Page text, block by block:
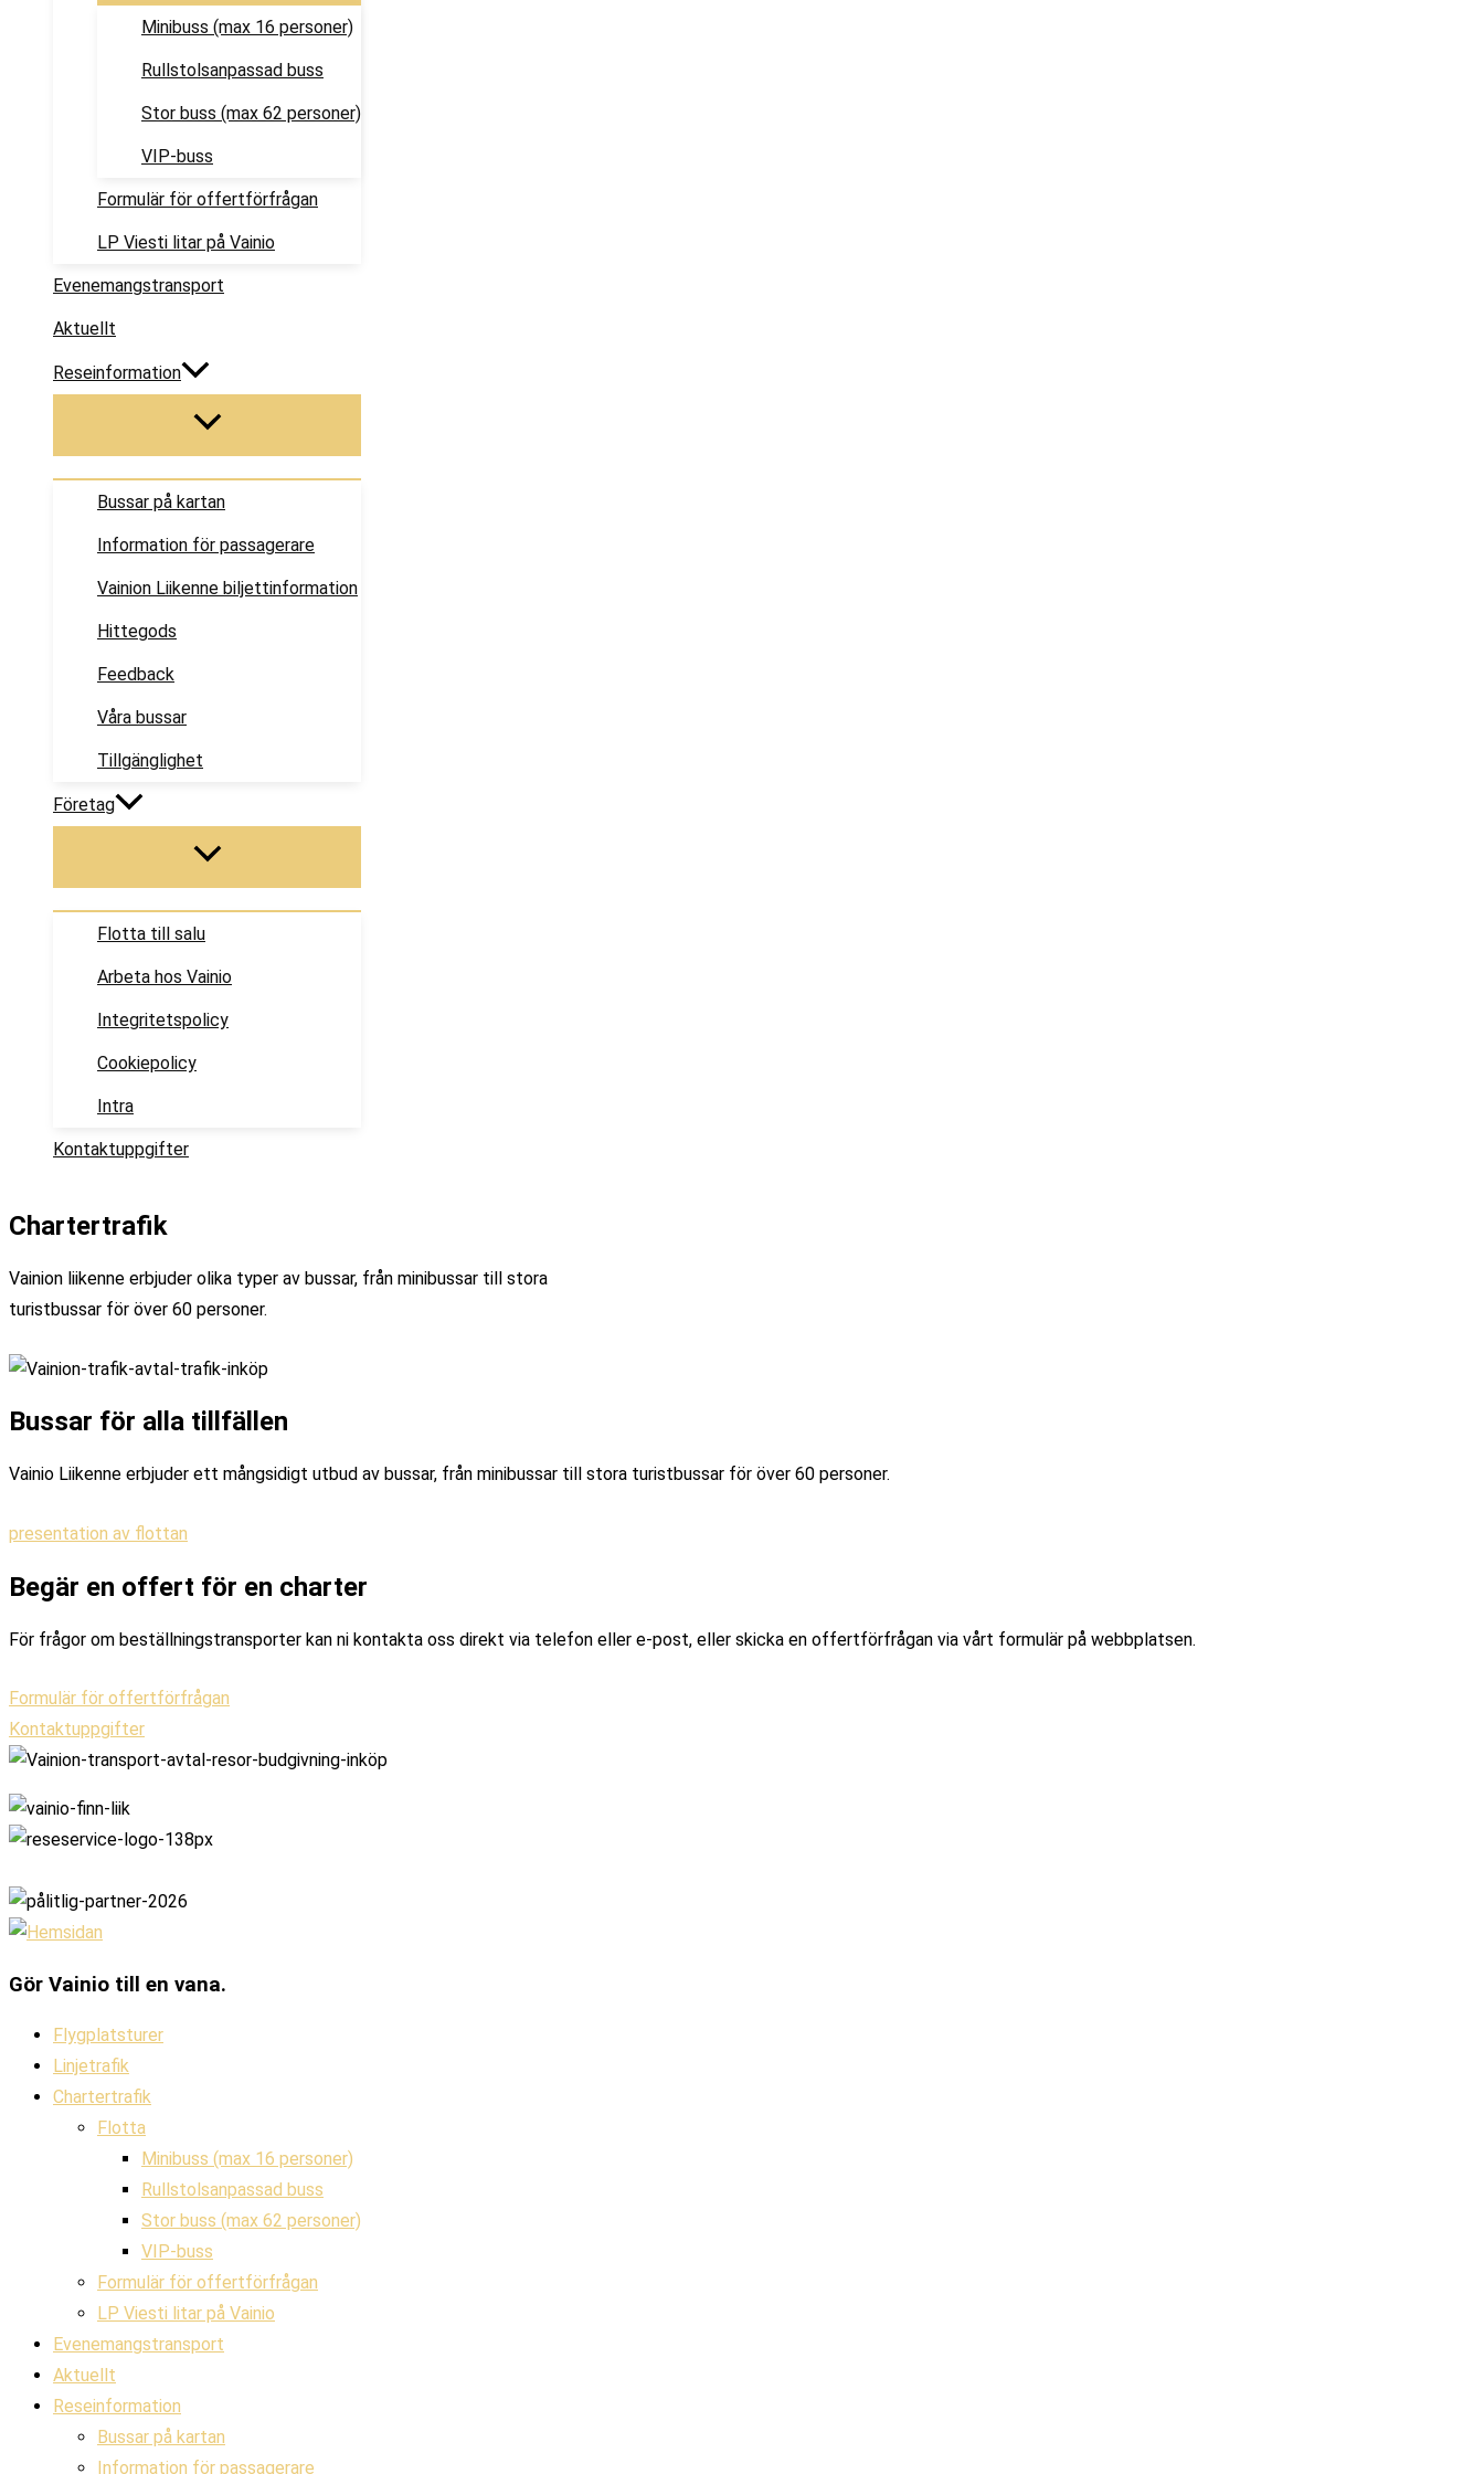
Minibuss (max 16 personer)
Rullstolsanpassad buss
Stor buss (max 62 personer)
VIP-buss
Formulär för offertförfrågan
LP Viesti litar på Vainio
Evenemangstransport
Aktuellt
Reseinformation
Bussar på kartan
Information för passagerare
Vainion Liikenne biljettinformation
Hittegods
Feedback
Våra bussar
Tillgänglighet
Företag
Flotta till salu
Arbeta hos Vainio
Integritetspolicy
Cookiepolicy
Intra
Kontaktuppgifter
Chartertrafik
Vainion liikenne erbjuder olika typer av bussar, från minibussar till stora
turistbussar för över 60 personer.
Bussar för alla tillfällen
Vainio Liikenne erbjuder ett mångsidigt utbud av bussar, från minibussar till stora turistbussar för över 60 personer.
presentation av flottan
Begär en offert för en charter
För frågor om beställningstransporter kan ni kontakta oss direkt via telefon eller e-post, eller skicka en offertförfrågan via vårt formulär på webbplatsen.
Formulär för offertförfrågan
Kontaktuppgifter
Gör Vainio till en vana.
Flygplatsturer
Linjetrafik
Chartertrafik
Flotta
Minibuss (max 16 personer)
Rullstolsanpassad buss
Stor buss (max 62 personer)
VIP-buss
Formulär för offertförfrågan
LP Viesti litar på Vainio
Evenemangstransport
Aktuellt
Reseinformation
Bussar på kartan
Information för passagerare